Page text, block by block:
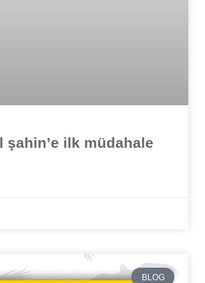
şahin’e ilk müdahale
BLOG